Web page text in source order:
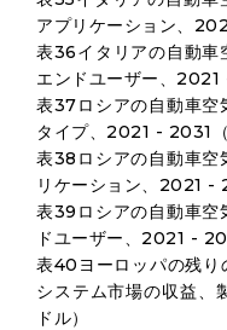
アプリケーション、
表36イタリアの自動車
エンドユーザー、2021
表37ロシアの自動車空
タイプ、2021 - 2031（
表38ロシアの自動車空
リケーション、2021 -
表39ロシアの自動車空
ドユーザー、2021 -
表40ヨーロッパの残り
システム市場の収益
ドル）